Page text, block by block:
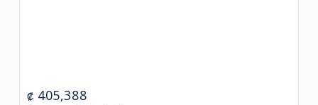
₡ 405,388